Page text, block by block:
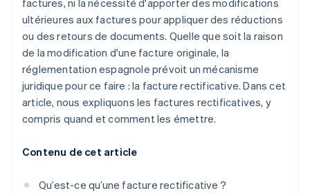
factures, ni la nécessité d'apporter des modifications
ultérieures aux factures pour appliquer des réductions
ou des retours de documents. Quelle que soit la raison
de la modification d'une facture originale, la
réglementation espagnole prévoit un mécanisme
juridique pour ce faire : la facture rectificative. Dans cet
article, nous expliquons les factures rectificatives, y
compris quand et comment les émettre.
Contenu de cet article
Qu’est-ce qu’une facture rectificative ?